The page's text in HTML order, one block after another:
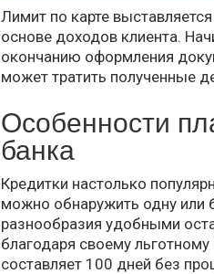
Лимит по карте
основе доходов клиента.
окончанию оформления
может тратить полученные
Особенности
банка
Кредитки настолько
можно обнаружить одну или
разнообразия удобными
благодаря своему
составляет 100 дней без